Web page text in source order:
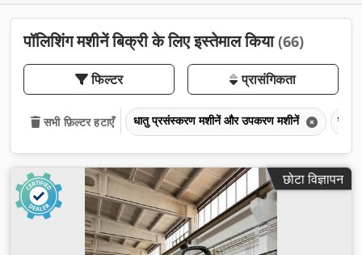
पॉलिशिंग मशीनें बिक्री के लिए इस्तेमाल किया(66)
फिल्टर प्रासंगिकता
सभी फ़िल्टर हटाएँ धातु प्रसंस्करण मशीनें और उपकरण मशीनें
छोटा विज्ञापन